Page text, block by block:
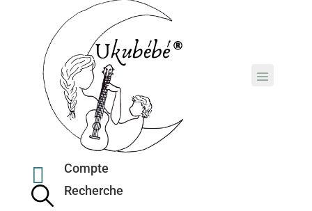

Compte
Recherche